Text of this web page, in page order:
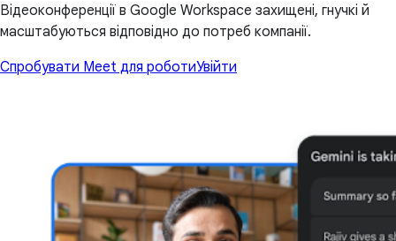
Відеоконференції в Google Workspace захищені, гнучкі й
масштабуються відповідно до потреб компанії.
Спробувати Meet для роботиУвійти